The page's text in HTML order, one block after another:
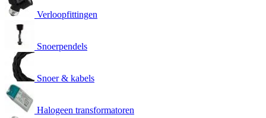
Verloopfittingen
Snoerpendels
Snoer & kabels
Halogeen transformatoren